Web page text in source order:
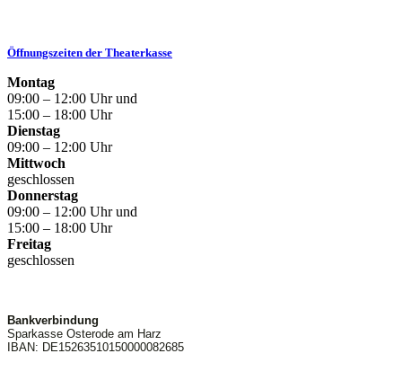
Öffnungszeiten der Theaterkasse
Montag
09:00 – 12:00 Uhr und
15:00 – 18:00 Uhr
Dienstag
09:00 – 12:00 Uhr
Mittwoch
geschlossen
Donnerstag
09:00 – 12:00 Uhr und
15:00 – 18:00 Uhr
Freitag
geschlossen
Bankverbindung
Sparkasse Osterode am Harz
IBAN: DE15263510150000082685